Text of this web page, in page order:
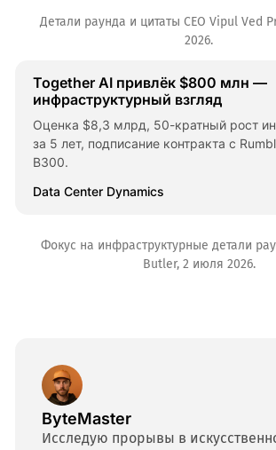
Детали раунда и цитаты CEO Vipul Ved
2026.
Together AI привлёк $800 млн —
инфраструктурный взгляд
Оценка $8,3 млрд, 50-кратный рост
за 5 лет, подписание контракта с
B300.
Data Center Dynamics
Фокус на инфраструктурные детали
Butler, 2 июля 2026.
ByteMaster
Исследую прорывы в